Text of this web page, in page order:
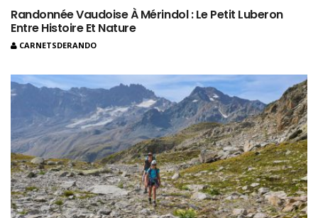
Randonnée Vaudoise À Mérindol : Le Petit Luberon
Entre Histoire Et Nature
CARNETSDERANDO